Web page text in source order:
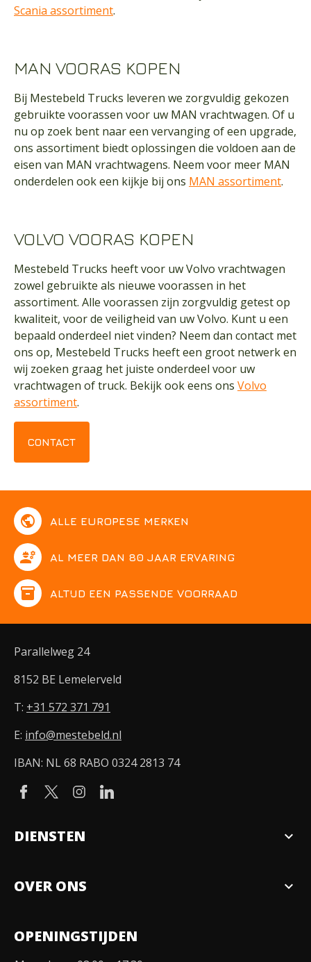
Scania assortiment.
MAN VOORAS KOPEN
Bij Mestebeld Trucks leveren we zorgvuldig gekozen
gebruikte voorassen voor uw MAN vrachtwagen. Of u
nu op zoek bent naar een vervanging of een upgrade,
ons assortiment biedt oplossingen die voldoen aan de
eisen van MAN vrachtwagens. Neem voor meer MAN
onderdelen ook een kijkje bij ons MAN assortiment.
VOLVO VOORAS KOPEN
Mestebeld Trucks heeft voor uw Volvo vrachtwagen
zowel gebruikte als nieuwe voorassen in het
assortiment. Alle voorassen zijn zorgvuldig getest op
kwaliteit, voor de veiligheid van uwVolvo. Kunt u een
bepaald onderdeel niet vinden? Neem dan contact met
ons op, Mestebeld Trucks heeft een groot netwerk en
wij zoeken graag het juiste onderdeel voor uw
vrachtwagen of truck. Bekijk ook eens ons Volvo
assortiment.
CONTACT
public ALLE EUROPESE MERKEN
engineering AL MEER DAN 80 JAAR ERVARING
inventory ALTIJD EEN PASSENDE VOORRAAD
Parallelweg 24
8152 BE Lemelerveld
T: +31 572 371 791
E: info@mestebeld.nl
IBAN: NL 68 RABO 0324 2813 74
DIENSTEN expand_more
OVER ONS expand_more
Organisatie
OPENINGSTIJDEN